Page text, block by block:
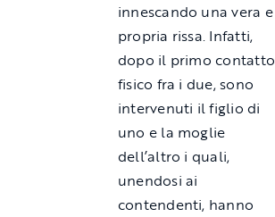
innescando una vera e
propria rissa. Infatti,
dopo il primo contatto
fisico fra i due, sono
intervenuti il figlio di
uno e la moglie
dell’altro i quali,
unendosi ai
contendenti, hanno